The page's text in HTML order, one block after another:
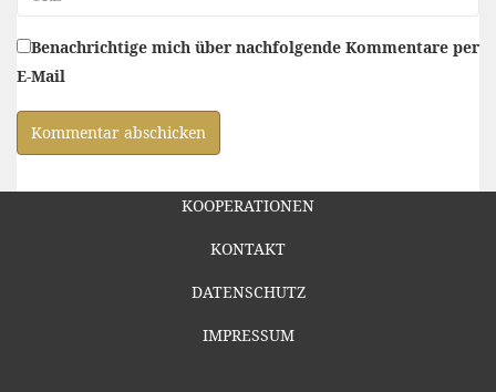
Benachrichtige mich über nachfolgende Kommentare per
E-Mail
KOOPERATIONEN
KONTAKT
DATENSCHUTZ
IMPRESSUM